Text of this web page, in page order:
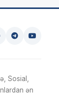
Sosial,
ən